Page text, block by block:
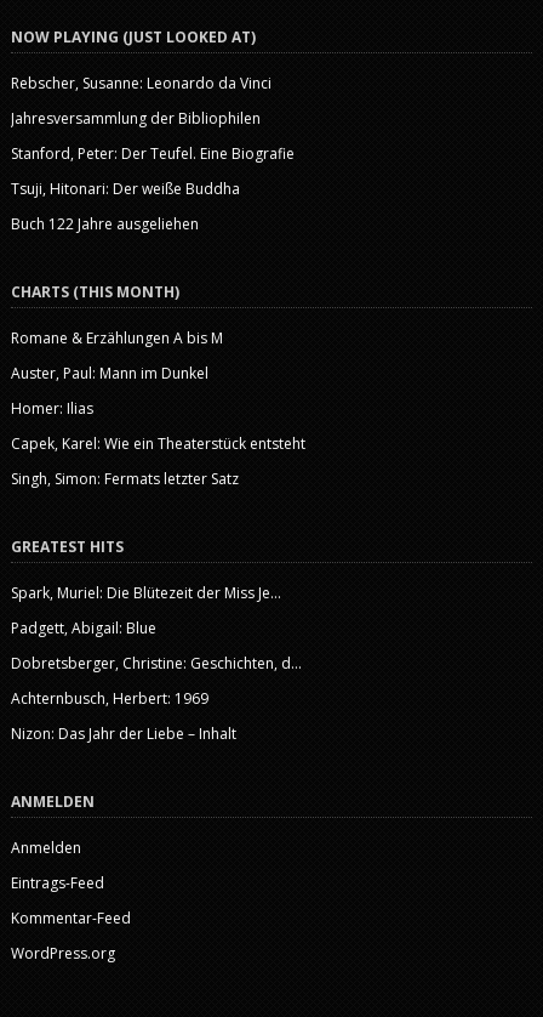
NOW PLAYING (JUST LOOKED AT)
Rebscher, Susanne: Leonardo da Vinci
Jahresversammlung der Bibliophilen
Stanford, Peter: Der Teufel. Eine Biografie
Tsuji, Hitonari: Der weiße Buddha
Buch 122 Jahre ausgeliehen
CHARTS (THIS MONTH)
Romane & Erzählungen A bis M
Auster, Paul: Mann im Dunkel
Homer: Ilias
Capek, Karel: Wie ein Theaterstück entsteht
Singh, Simon: Fermats letzter Satz
GREATEST HITS
Spark, Muriel: Die Blütezeit der Miss Je...
Padgett, Abigail: Blue
Dobretsberger, Christine: Geschichten, d...
Achternbusch, Herbert: 1969
Nizon: Das Jahr der Liebe – Inhalt
ANMELDEN
Anmelden
Eintrags-Feed
Kommentar-Feed
WordPress.org